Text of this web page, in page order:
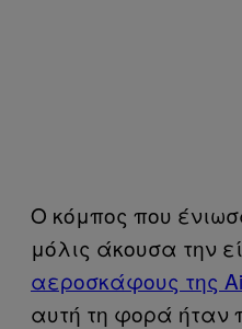
Ο κόμπος που
μόλις άκουσα την
αεροσκάφους της
αυτή τη φορά ήταν